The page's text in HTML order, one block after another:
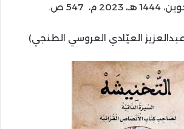
م، 547 ص.
العيّادي العروسي الطنجي)